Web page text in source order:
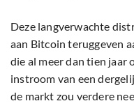
Deze langverwachte
aan Bitcoin teruggeven
die al meer dan tien jaar
instroom van een
de markt zou verdere